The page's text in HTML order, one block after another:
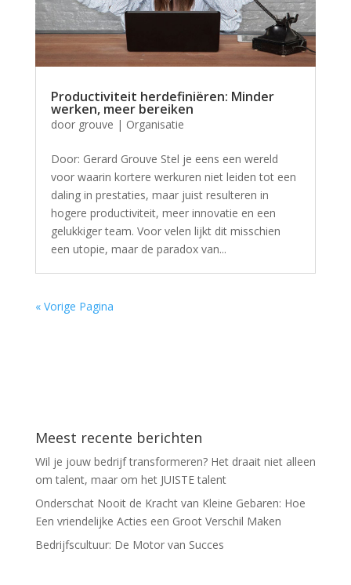
Productiviteit herdefiniëren: Minder
werken, meer bereiken
door grouve | Organisatie
Door: Gerard Grouve Stel je eens een wereld
voor waarin kortere werkuren niet leiden tot een
daling in prestaties, maar juist resulteren in
hogere productiviteit, meer innovatie en een
gelukkiger team. Voor velen lijkt dit misschien
een utopie, maar de paradox van...
« Vorige Pagina
Meest recente berichten
Wil je jouw bedrijf transformeren? Het draait niet alleen
om talent, maar om het JUISTE talent
Onderschat Nooit de Kracht van Kleine Gebaren: Hoe
Een vriendelijke Acties een Groot Verschil Maken
Bedrijfscultuur: De Motor van Succes